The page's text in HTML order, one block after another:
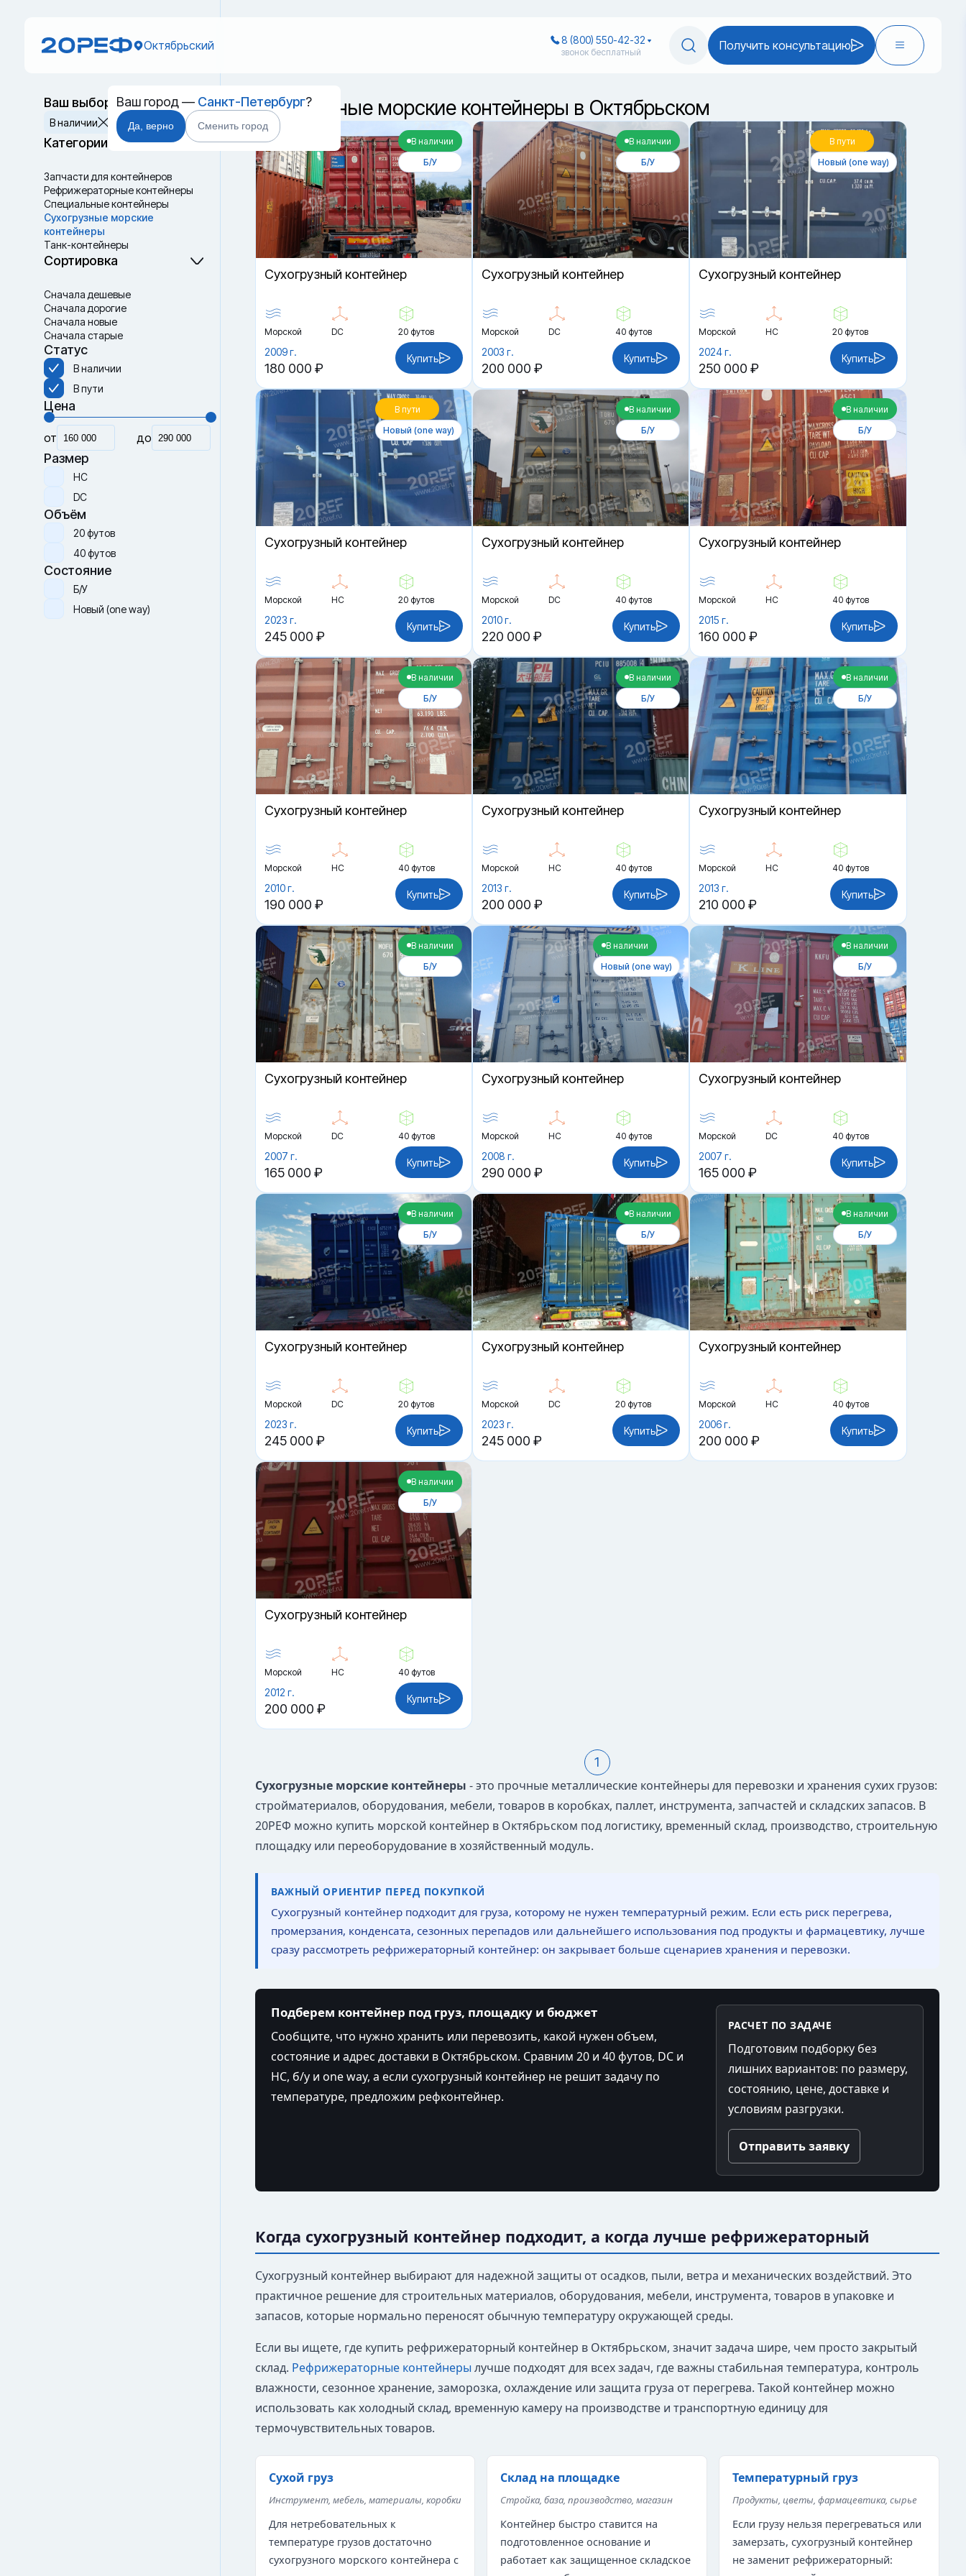
Октябрьский
Ваш город — Санкт-Петербург?
Да, верно Сменить город
8 (800) 550-42-32
звонок бесплатный Получить консультацию
Ваш выбор
Сбросить
В наличии
В пути
Категории
Запчасти для контейнеров
Рефрижераторные контейнеры
Специальные контейнеры
Cухогрузные морские
контейнеры
Танк-контейнеры
Термоконтейнеры
Сортировка
Сначала дешевые
Сначала дорогие
Сначала новые
Сначала старые
Статус
В наличии
В пути
Цена
от до
Размер
HC
DC
Объём
20 футов
40 футов
Состояние
Б/У
Новый (one way)
Cухогрузные морские контейнеры в Октябрьском
В наличии
Б/У
Cухогрузный контейнер
Морской DC 20 футов
2009 г.
180 000 ₽
Купить
В наличии
Б/У
Cухогрузный контейнер
Морской DC 40 футов
2003 г.
200 000 ₽
Купить
В пути
Новый (one way)
Cухогрузный контейнер
Морской HC 20 футов
2024 г.
250 000 ₽
Купить
В пути
Новый (one way)
Cухогрузный контейнер
Морской HC 20 футов
2023 г.
245 000 ₽
Купить
В наличии
Б/У
Cухогрузный контейнер
Морской DC 40 футов
2010 г.
220 000 ₽
Купить
В наличии
Б/У
Cухогрузный контейнер
Морской HC 40 футов
2015 г.
160 000 ₽
Купить
В наличии
Б/У
Cухогрузный контейнер
Морской HC 40 футов
2010 г.
190 000 ₽
Купить
В наличии
Б/У
Cухогрузный контейнер
Морской HC 40 футов
2013 г.
200 000 ₽
Купить
В наличии
Б/У
Cухогрузный контейнер
Морской HC 40 футов
2013 г.
210 000 ₽
Купить
В наличии
Б/У
Cухогрузный контейнер
Морской DC 40 футов
2007 г.
165 000 ₽
Купить
В наличии
Новый (one way)
Cухогрузный контейнер
Морской HC 40 футов
2008 г.
290 000 ₽
Купить
В наличии
Б/У
Cухогрузный контейнер
Морской DC 40 футов
2007 г.
165 000 ₽
Купить
В наличии
Б/У
Cухогрузный контейнер
Морской DC 20 футов
2023 г.
245 000 ₽
Купить
В наличии
Б/У
Cухогрузный контейнер
Морской DC 20 футов
2023 г.
245 000 ₽
Купить
В наличии
Б/У
Cухогрузный контейнер
Морской HC 40 футов
2006 г.
200 000 ₽
Купить
В наличии
Б/У
Cухогрузный контейнер
Морской HC 40 футов
2012 г.
200 000 ₽
Купить
1
Сухогрузные морские контейнеры - это прочные металлические контейнеры для перевозки и хранения сухих грузов:
стройматериалов, оборудования, мебели, товаров в коробках, паллет, инструмента, запчастей и складских запасов. В
20РЕФ можно купить морской контейнер в Октябрьском под логистику, временный склад, производство, строительную
площадку или переоборудование в хозяйственный модуль.
ВАЖНЫЙ ОРИЕНТИР ПЕРЕД ПОКУПКОЙ
Сухогрузный контейнер подходит для груза, которому не нужен температурный режим. Если есть риск перегрева,
промерзания, конденсата, сезонных перепадов или дальнейшего использования под продукты и фармацевтику, лучше
сразу рассмотреть рефрижераторный контейнер: он закрывает больше сценариев хранения и перевозки.
Подберем контейнер под груз, площадку и бюджет
Сообщите, что нужно хранить или перевозить, какой нужен объем,
состояние и адрес доставки в Октябрьском. Сравним 20 и 40 футов, DC и
HC, б/у и one way, а если сухогрузный контейнер не решит задачу по
температуре, предложим рефконтейнер.
РАСЧЕТ ПО ЗАДАЧЕ
Подготовим подборку без
лишних вариантов: по размеру,
состоянию, цене, доставке и
условиям разгрузки.
Отправить заявку
Когда сухогрузный контейнер подходит, а когда лучше рефрижераторный
Сухогрузный контейнер выбирают для надежной защиты от осадков, пыли, ветра и механических воздействий. Это
практичное решение для строительных материалов, оборудования, мебели, инструмента, товаров в упаковке и
запасов, которые нормально переносят обычную температуру окружающей среды.
Если вы ищете, где купить рефрижераторный контейнер в Октябрьском, значит задача шире, чем просто закрытый
склад. Рефрижераторные контейнеры лучше подходят для всех задач, где важны стабильная температура, контроль
влажности, сезонное хранение, заморозка, охлаждение или защита груза от перегрева. Такой контейнер можно
использовать как холодный склад, временную камеру на производстве и транспортную единицу для
термочувствительных товаров.
Сухой груз
Инструмент, мебель, материалы, коробки
Для нетребовательных к
температуре грузов достаточно
сухогрузного морского контейнера с
Склад на площадке
Стройка, база, производство, магазин
Контейнер быстро ставится на
подготовленное основание и
работает как защищенное складское
Температурный груз
Продукты, цветы, фармацевтика, сырье
Если грузу нельзя перегреваться или
замерзать, сухогрузный контейнер
не заменит рефрижераторный: